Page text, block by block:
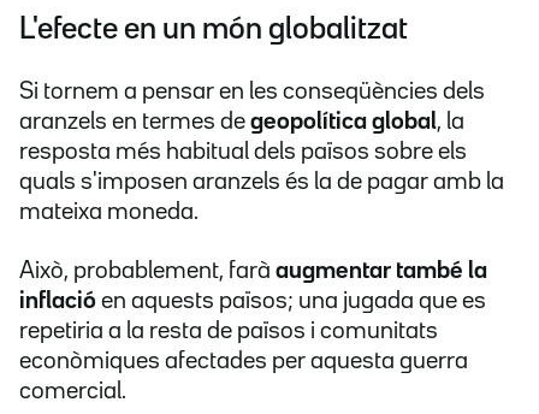
L'efecte en un món globalitzat
Si tornem a pensar en les conseqüències dels
aranzels en termes de geopolítica global, la
resposta més habitual dels països sobre els
quals s'imposen aranzels és la de pagar amb la
mateixa moneda.
Això, probablement, farà augmentar també la
inflació en aquests països; una jugada que es
repetiria a la resta de països i comunitats
econòmiques afectades per aquesta guerra
comercial.